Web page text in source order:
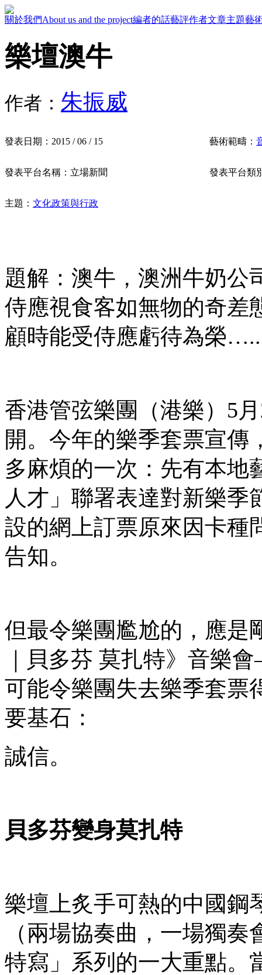
關於我們About us and the project編者的話藝評作者文章主題藝
樂壇澳牛
作者： 朱振威
發表日期： 2015 / 06 / 15 藝術範疇：
發表平台名稱： 立場新聞 發表平台類
主題： 文化政策與行政
題解：澳牛，澳洲牛奶公
侍應視食客如無物的奇差
顧時能受侍應虧待為榮…..
香港管弦樂團（港樂）5
開。今年的樂季套票宣傳
多麻煩的一次：先有本地
人才」聯署表達對新樂季
設的網上訂票原來因卡種
告知。
但最令樂團尷尬的，應是
｜貝多芬 莫扎特》音樂
可能令樂團失去樂季套票
要基石：
誠信。
貝多芬變身莫扎特
樂壇上炙手可熱的中國鋼
（兩場協奏曲，一場獨
特寫」系列的一大重點。